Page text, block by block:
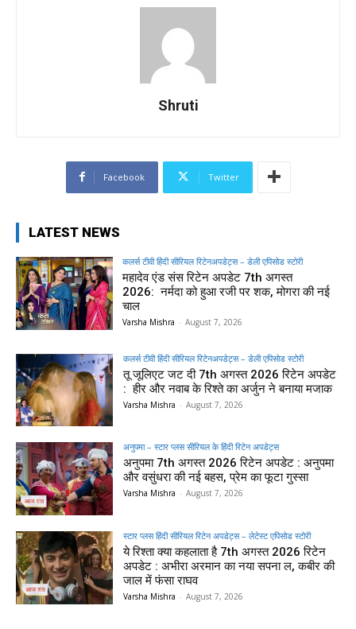
Shruti
Facebook Twitter
LATEST NEWS
कलर्स टीवी हिंदी सीरियल रिटेनअपडेट्स – डेली एपिसोड स्टोरी
महादेव एंड संस रिटेन अपडेट 7th अगस्त
2026: नर्मदा को हुआ रजी पर शक, मोगरा की नई
चाल
Varsha Mishra - August 7, 2026
कलर्स टीवी हिंदी सीरियल रिटेनअपडेट्स – डेली एपिसोड स्टोरी
तू जूलिएट जट दी 7th अगस्त 2026 रिटेन अपडेट
: हीर और नवाब के रिश्ते का अर्जुन ने बनाया मजाक
Varsha Mishra - August 7, 2026
अनुपमा – स्टार प्लस सीरियल के हिंदी रिटेन अपडेट्स
अनुपमा 7th अगस्त 2026 रिटेन अपडेट : अनुपमा
और वसुंधरा की नई बहस, प्रेम का फूटा गुस्सा
Varsha Mishra - August 7, 2026
स्टार प्लस हिंदी सीरियल रिटेन अपडेट्स – लेटेस्ट एपिसोड स्टोरी
ये रिश्ता क्या कहलाता है 7th अगस्त 2026 रिटेन
अपडेट : अभीरा अरमान का नया सपना ल, कबीर की
जाल में फंसा राघव
Varsha Mishra - August 7, 2026